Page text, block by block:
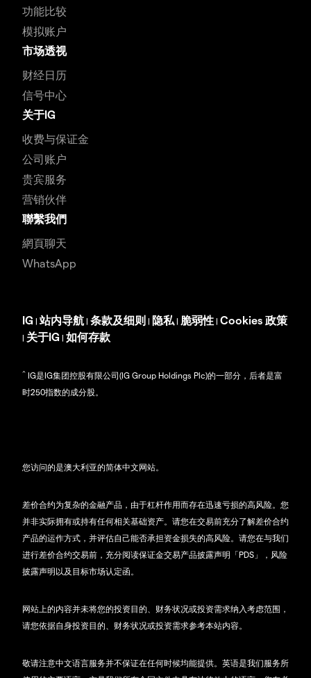
功能比较
模拟账户
市场透视
财经日历
信号中心
关于IG
收费与保证金
公司账户
贵宾服务
营销伙伴
聯繫我們
網頁聊天
WhatsApp
IG |站内导航 | 条款及细则 | 隐私 | 脆弱性 | Cookies 政策
| 关于IG | 如何存款
^ IG是IG集团控股有限公司(IG Group Holdings Plc)的一部分，后者是富
时250指数的成分股。
您访问的是澳大利亚的简体中文网站。
差价合约为复杂的金融产品，由于杠杆作用而存在迅速亏损的高风险。您
并非实际拥有或持有任何相关基础资产。请您在交易前充分了解差价合约
产品的运作方式，并评估自己能否承担资金损失的高风险。请您在与我们
进行差价合约交易前，充分阅读保证金交易产品披露声明「PDS」，风险
披露声明以及目标市场认定函。
网站上的内容并未将您的投资目的、财务状况或投资需求纳入考虑范围，
请您依据自身投资目的、财务状况或投资需求参考本站内容。
敬请注意中文语言服务并不保证在任何时候均能提供。英语是我们服务所